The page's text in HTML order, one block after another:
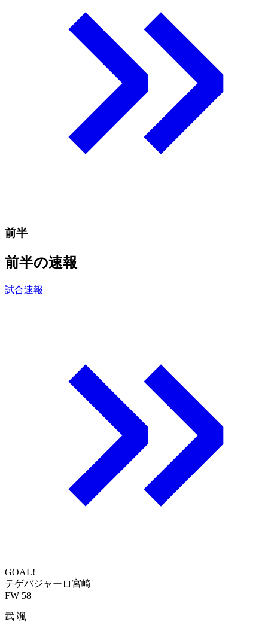
前半
前半の速報
試合速報
GOAL!
テゲバジャーロ宮崎
FW 58
武 颯